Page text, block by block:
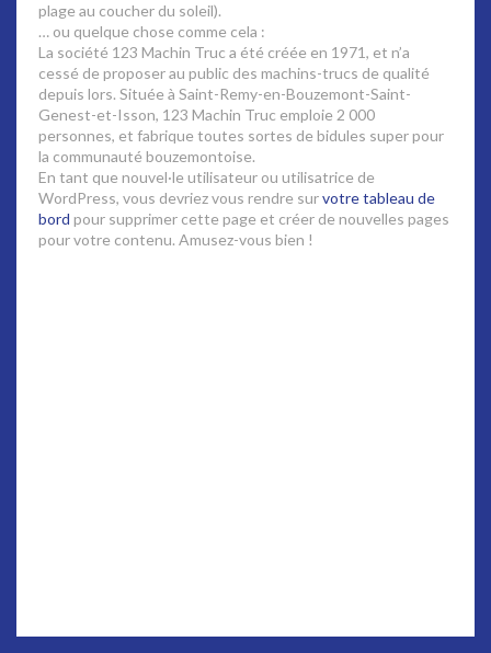
plage au coucher du soleil).
… ou quelque chose comme cela :
La société 123 Machin Truc a été créée en 1971, et n’a
cessé de proposer au public des machins-trucs de qualité
depuis lors. Située à Saint-Remy-en-Bouzemont-Saint-
Genest-et-Isson, 123 Machin Truc emploie 2 000
personnes, et fabrique toutes sortes de bidules super pour
la communauté bouzemontoise.
En tant que nouvel·le utilisateur ou utilisatrice de
WordPress, vous devriez vous rendre survotre tableau de
bord pour supprimer cette page et créer de nouvelles pages
pour votre contenu. Amusez-vous bien !